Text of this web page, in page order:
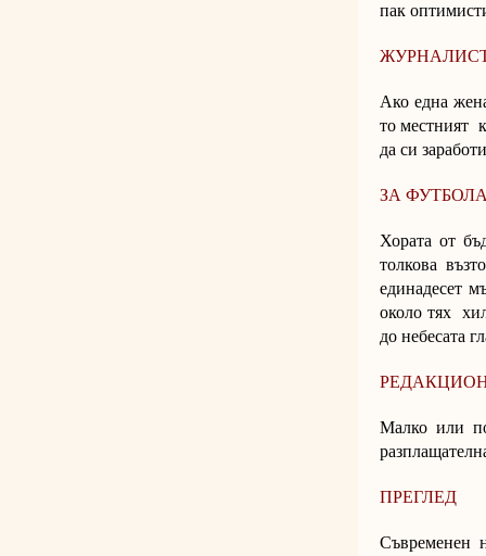
пак
Ако една
то местният
да си
ЗА
Хората от
толкова
единадесет
около тях
до небесата
Малко или
ПРЕГЛЕД
Съвременен